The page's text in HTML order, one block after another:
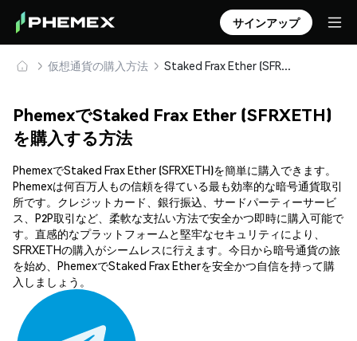
サインアップ
仮想通貨の購入方法 Staked Frax Ether (SFRXETH) を安全に購入・保管
PhemexでStaked Frax Ether (SFRXETH)
を購入する方法
PhemexでStaked Frax Ether (SFRXETH)を簡単に購入できます。
Phemexは何百万人もの信頼を得ている最も効率的な暗号通貨取引
所です。クレジットカード、銀行振込、サードパーティーサービ
ス、P2P取引など、柔軟な支払い方法で安全かつ即時に購入可能で
す。直感的なプラットフォームと堅牢なセキュリティにより、
SFRXETHの購入がシームレスに行えます。今日から暗号通貨の旅
を始め、PhemexでStaked Frax Etherを安全かつ自信を持って購
入しましょう。